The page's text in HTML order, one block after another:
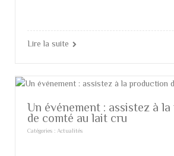
Lire la suite
Un événement : assistez à
de comté au lait cru
Catégories : Actualités